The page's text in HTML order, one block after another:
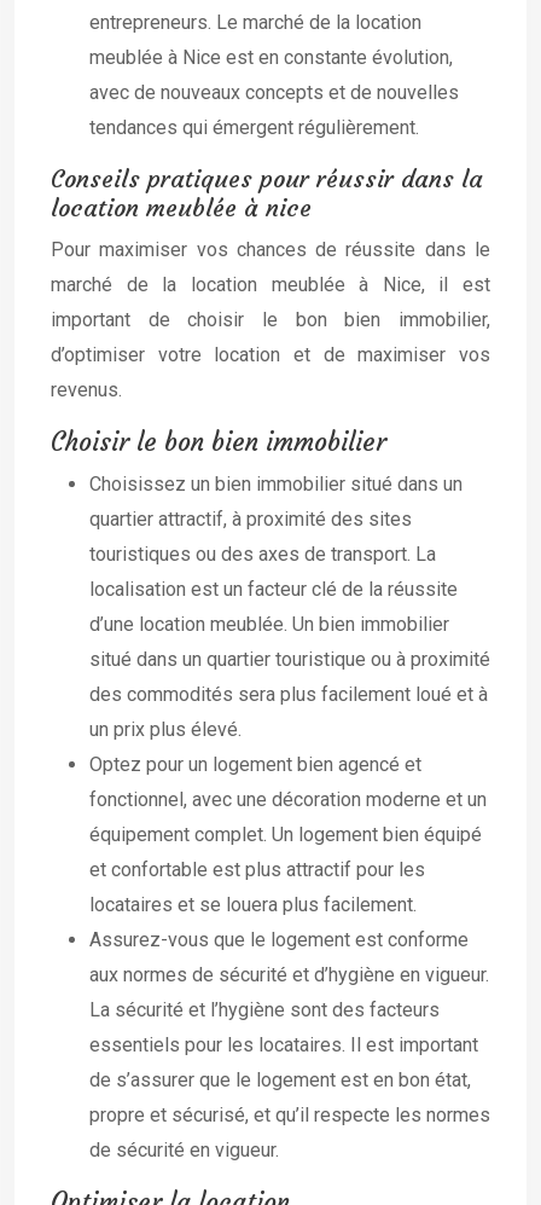
entrepreneurs. Le marché de la location
meublée à Nice est en constante évolution,
avec de nouveaux concepts et de nouvelles
tendances qui émergent régulièrement.
Conseils pratiques pour réussir dans la
location meublée à nice
Pour maximiser vos chances de réussite dans le
marché de la location meublée à Nice, il est
important de choisir le bon bien immobilier,
d’optimiser votre location et de maximiser vos
revenus.
Choisir le bon bien immobilier
Choisissez un bien immobilier situé dans un
quartier attractif, à proximité des sites
touristiques ou des axes de transport. La
localisation est un facteur clé de la réussite
d’une location meublée. Un bien immobilier
situé dans un quartier touristique ou à proximité
des commodités sera plus facilement loué et à
un prix plus élevé.
Optez pour un logement bien agencé et
fonctionnel, avec une décoration moderne et un
équipement complet. Un logement bien équipé
et confortable est plus attractif pour les
locataires et se louera plus facilement.
Assurez-vous que le logement est conforme
aux normes de sécurité et d’hygiène en vigueur.
La sécurité et l’hygiène sont des facteurs
essentiels pour les locataires. Il est important
de s’assurer que le logement est en bon état,
propre et sécurisé, et qu’il respecte les normes
de sécurité en vigueur.